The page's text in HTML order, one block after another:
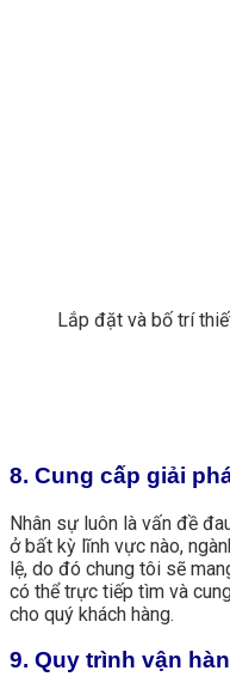
Lắp đặt và bố trí
8. Cung cấp giải
Nhân sự luôn là vấn đề
ở bất kỳ lĩnh vực nào,
lệ, do đó chung tôi sẽ
có thể trực tiếp tìm và
cho quý khách hàng.
9. Quy trình vận